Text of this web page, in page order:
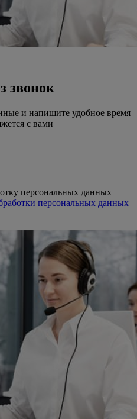
звонок
и напишите удобное время
с вами
персональных данных
персональных данных